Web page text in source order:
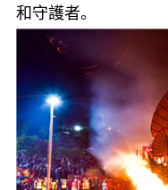
和守護者。